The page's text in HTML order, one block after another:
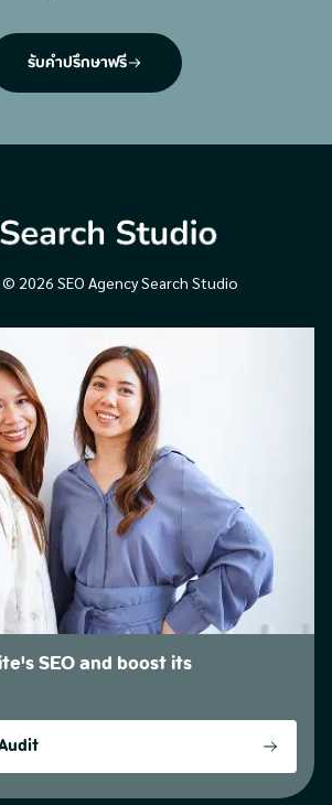
รับคำปรึกษาฟรี
2026 SEO Agency Search Studio
SEO and boost its